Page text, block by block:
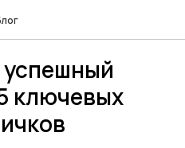
успешный
ключевых